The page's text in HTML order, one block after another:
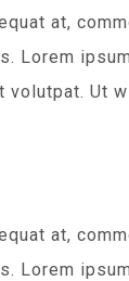
at,
Lorem
Ut
at,
Lorem